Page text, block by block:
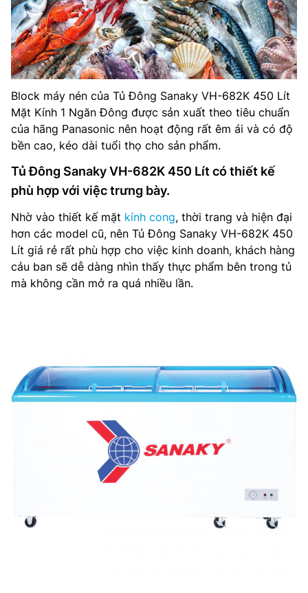
Block máy nén của Tủ Đông Sanaky VH-682K 450 Lít
Mặt Kính 1 Ngăn Đông được sản xuất theo tiêu chuẩn
của hãng Panasonic nên hoạt động rất êm ái và có độ
bền cao, kéo dài tuổi thọ cho sản phẩm.
Tủ Đông Sanaky VH-682K 450 Lít có thiết kế
phù hợp với việc trưng bày.
Nhờ vào thiết kế mặt kính cong, thời trang và hiện đại
hơn các model cũ, nên Tủ Đông Sanaky VH-682K 450
Lít giá rẻ rất phù hợp cho việc kinh doanh, khách hàng
cảu ban sẽ dễ dàng nhìn thấy thực phẩm bên trong tủ
mà không cần mở ra quá nhiều lần.